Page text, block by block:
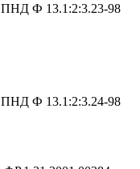
ПНД Ф 13.1:2:3.23-98
ПНД Ф 13.1:2:3.24-98